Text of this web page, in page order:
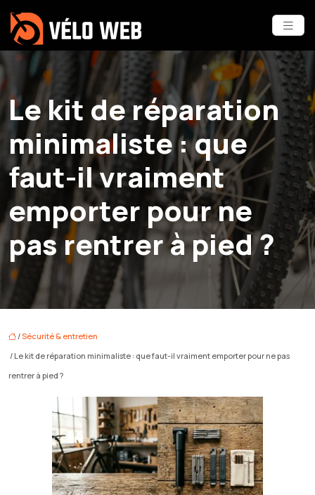
Le kit de réparation
minimaliste : que
faut-il vraiment
emporter pour ne
pas rentrer à pied ?
/Sécurité & entretien
/ Le kit de réparation minimaliste : que faut-il vraiment emporter pour ne pas
rentrer à pied ?